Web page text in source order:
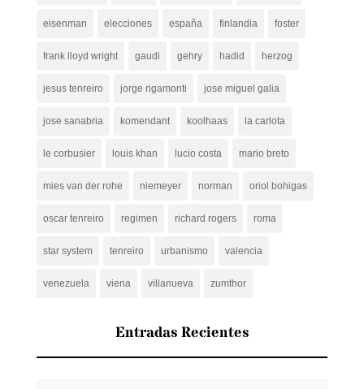
eisenman elecciones españa finlandia foster
frank lloyd wright gaudi gehry hadid herzog
jesus tenreiro jorge rigamonti jose miguel galia
jose sanabria komendant koolhaas la carlota
le corbusier louis khan lucio costa mario breto
mies van der rohe niemeyer norman oriol bohigas
oscar tenreiro regimen richard rogers roma
star system tenreiro urbanismo valencia
venezuela viena villanueva zumthor
Entradas Recientes